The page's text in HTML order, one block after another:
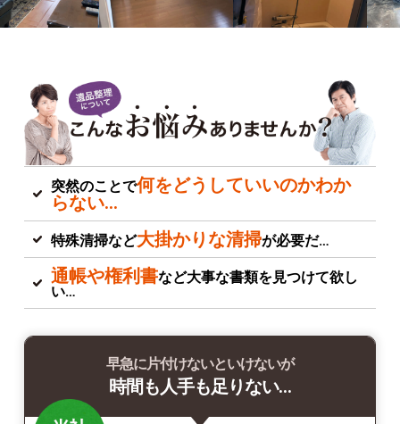
突然のことで何をどうしていいのかわか
らない…
特殊清掃など大掛かりな清掃が必要だ…
通帳や権利書など大事な書類を見つけて欲し
い…
早急に片付けないといけないが
時間も人手も足りない…